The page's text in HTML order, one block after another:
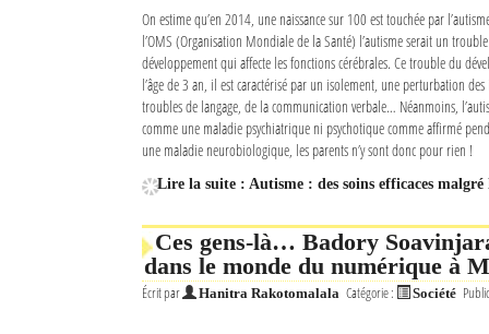
On estime qu’en 2014, une naissance sur 100 est touchée par
l’OMS (Organisation Mondiale de la Santé) l’autisme serait un
développement qui affecte les fonctions cérébrales. Ce trouble du
l’âge de 3 an, il est caractérisé par un isolement, une perturbation
troubles de langage, de la communication verbale… Néanmoins,
comme une maladie psychiatrique ni psychotique comme affirmé
une maladie neurobiologique, les parents n’y sont donc pour rien !
Lire la suite : Autisme : des soins efficaces malgré
Ces gens-là… Badory
dans le monde du numérique à
Écrit par Hanitra Rakotomalala Catégorie : Société